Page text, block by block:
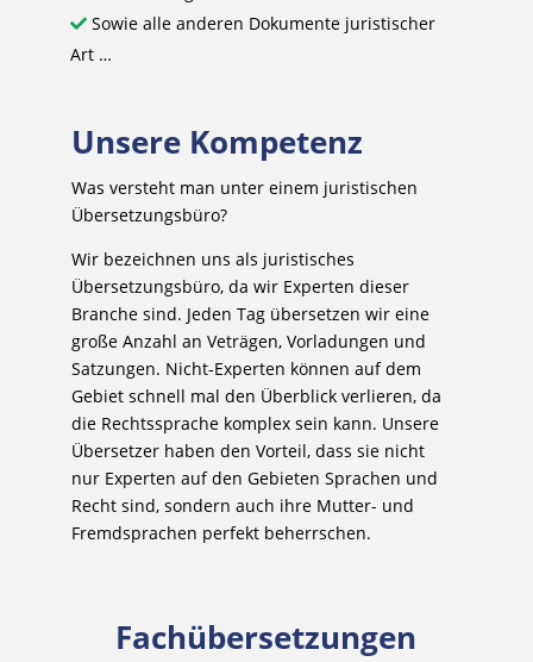
Sowie alle anderen Dokumente juristischer
Art …
Unsere Kompetenz
Was versteht man unter einem juristischen
Übersetzungsbüro?
Wir bezeichnen uns als juristisches
Übersetzungsbüro, da wir Experten dieser
Branche sind. Jeden Tag übersetzen wir eine
große Anzahl an Veträgen, Vorladungen und
Satzungen. Nicht-Experten können auf dem
Gebiet schnell mal den Überblick verlieren, da
die Rechtssprache komplex sein kann. Unsere
Übersetzer haben den Vorteil, dass sie nicht
nur Experten auf den Gebieten Sprachen und
Recht sind, sondern auch ihre Mutter- und
Fremdsprachen perfekt beherrschen.
Fachübersetzungen